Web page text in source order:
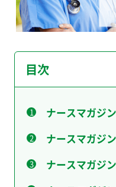
目次
ナースマガジ
ナースマガジ
ナースマガジ